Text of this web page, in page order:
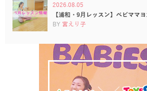
2026.08.05
【浦和・9月レッスン】ベビママ
BY 宮えり子